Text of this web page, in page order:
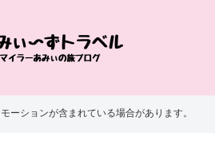
ーションが含まれている場合があります。